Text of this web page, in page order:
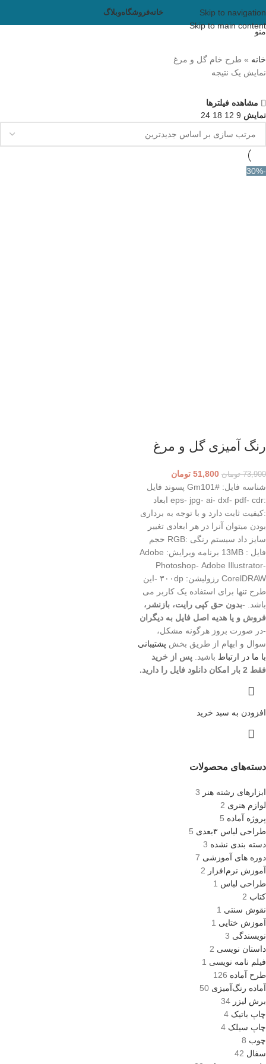
Skip to navigation
Skip to main content
خانهفروشگاهوبلاگ
منو
دسته‌های محصولات
ابزارهای رشته هنر 3
لوازم هنری 2
پروژه آماده 5
طراحی لباس ۳بعدی
5
دسته بندی نشده 3
دوره های آموزشی 7
آموزش نرم‌افزار 2
طراحی لباس 1
کتاب 2
نقوش سنتی 1
آموزش ختایی 1
نویسندگی 3
داستان نویسی 2
فیلم نامه نویسی 1
طرح آماده 126
آماده رنگ‌آمیزی 50
برش لیزر 34
چاپ باتیک 4
چاپ سیلک 4
چوب 8
سفال 42
خانه » طرح خام گل و مرغ
نمایش یک نتیجه
مشاهده فیلترها
نمایش 9
12
18
24
-30%
رنگ آمیزی گل و مرغ
73,900 تومان 51,800 تومان
شناسه فایل: #Gm101 پسوند فایل
:eps- jpg- ai- dxf- pdf- cdr ابعاد
:کیفیت ثابت دارد و با توجه به برداری
بودن میتوان آنرا در هر ابعادی تغییر
سایز داد سیستم رنگی :RGB حجم
فایل : 13MB برنامه ویرایش: Adobe
Photoshop- Adobe Illustrator-
CorelDRAW رزولیشن: ۳۰۰dp -این
طرح تنها برای استفاده یک کاربر می
باشد. -بدون حق کپی رایت، بازنشر،
فروش و یا هدیه اصل فایل به دیگران
-در صورت بروز هرگونه مشکل،
سوال و ابهام از طریق بخش پشتیبانی
با ما در ارتباط باشید. پس از خرید
فقط 2 بار امکان دانلود فایل را دارید.
افزودن به سبد خرید